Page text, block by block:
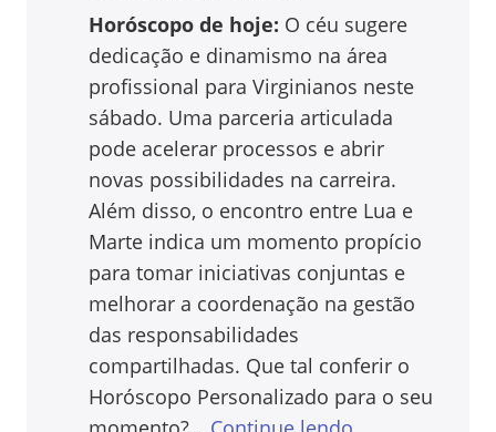
Horóscopo de hoje: O céu sugere
dedicação e dinamismo na área
profissional para Virginianos neste
sábado. Uma parceria articulada
pode acelerar processos e abrir
novas possibilidades na carreira.
Além disso, o encontro entre Lua e
Marte indica um momento propício
para tomar iniciativas conjuntas e
melhorar a coordenação na gestão
das responsabilidades
compartilhadas. Que tal conferir o
Horóscopo Personalizado para o seu